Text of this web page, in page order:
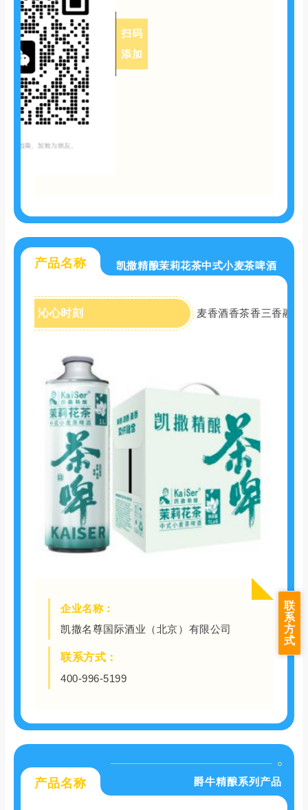
扫码
添加
产品名称 凯撒精酿茉莉花茶中式小麦茶啤酒
沁心时刻 麦香酒香茶香三香融合
企业名称：
凯撒名尊国际酒业（北京）有限公司
联系方式：
400-996-5199
产品名称 爵牛精酿系列产品
联
系
方
式